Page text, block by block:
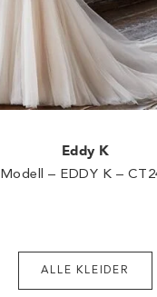
Eddy K
Modell – EDDY K –
ALLE KLEIDER